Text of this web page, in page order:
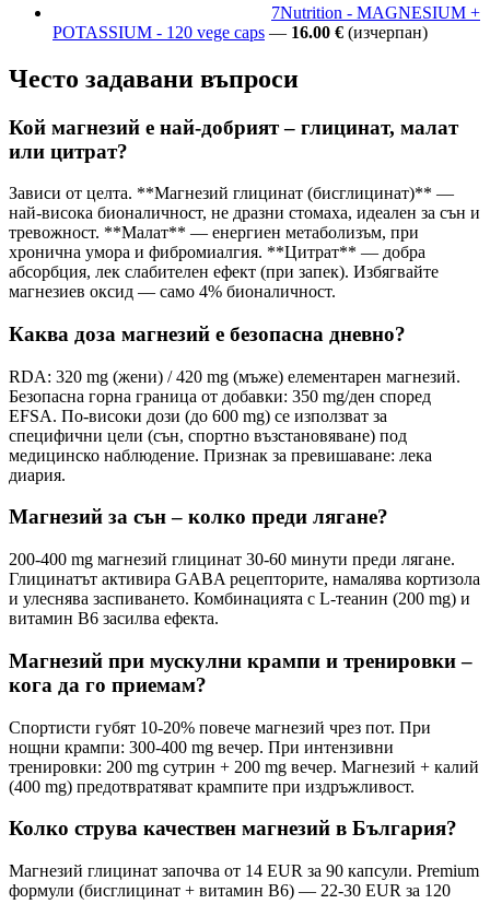
7Nutrition - MAGNESIUM +
POTASSIUM - 120 vege caps — 16.00 € (изчерпан)
Често задавани въпроси
Кой магнезий е най-добрият – глицинат, малат
или цитрат?
Зависи от целта. **Магнезий глицинат (бисглицинат)** —
най-висока бионаличност, не дразни стомаха, идеален за сън и
тревожност. **Малат** — енергиен метаболизъм, при
хронична умора и фибромиалгия. **Цитрат** — добра
абсорбция, лек слабителен ефект (при запек). Избягвайте
магнезиев оксид — само 4% бионаличност.
Каква доза магнезий е безопасна дневно?
RDA: 320 mg (жени) / 420 mg (мъже) елементарен магнезий.
Безопасна горна граница от добавки: 350 mg/ден според
EFSA. По-високи дози (до 600 mg) се използват за
специфични цели (сън, спортно възстановяване) под
медицинско наблюдение. Признак за превишаване: лека
диария.
Магнезий за сън – колко преди лягане?
200-400 mg магнезий глицинат 30-60 минути преди лягане.
Глицинатът активира GABA рецепторите, намалява кортизола
и улеснява заспиването. Комбинацията с L-теанин (200 mg) и
витамин B6 засилва ефекта.
Магнезий при мускулни крампи и тренировки –
кога да го приемам?
Спортисти губят 10-20% повече магнезий чрез пот. При
нощни крампи: 300-400 mg вечер. При интензивни
тренировки: 200 mg сутрин + 200 mg вечер. Магнезий + калий
(400 mg) предотвратяват крампите при издръжливост.
Колко струва качествен магнезий в България?
Магнезий глицинат започва от 14 EUR за 90 капсули. Premium
формули (бисглицинат + витамин B6) — 22-30 EUR за 120